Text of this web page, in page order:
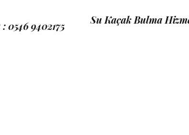
0546 9402175
Su Kaçak Bulma